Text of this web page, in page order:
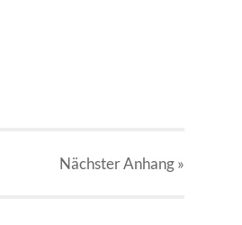
NächsterAnhang»